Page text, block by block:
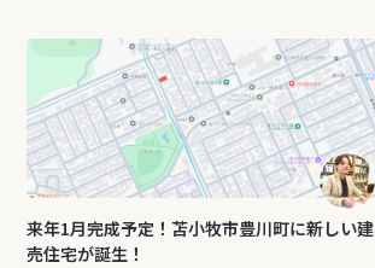
来年1月完成予定！苫小牧市豊川町に新しい建
売住宅が誕生！